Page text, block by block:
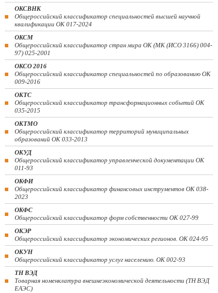
ОКСВНК
Общероссийский классификатор специальностей высшей научной
квалификации ОК 017-2024
ОКСМ
Общероссийский классификатор стран мира ОК (МК (ИСО 3166) 004-
97) 025-2001
ОКСО 2016
Общероссийский классификатор специальностей по образованию ОК
009-2016
ОКТС
Общероссийский классификатор трансформационных событий ОК
035-2015
ОКТМО
Общероссийский классификатор территорий муниципальных
образований ОК 033-2013
ОКУД
Общероссийский классификатор управленческой документации ОК
011-93
ОКФИ
Общероссийский классификатор финансовых инструментов OK 038-
2023
ОКФС
Общероссийский классификатор форм собственности ОК 027-99
ОКЭР
Общероссийский классификатор экономических регионов. ОК 024-95
ОКУН
Общероссийский классификатор услуг населению. ОК 002-93
ТН ВЭД
Товарная номенклатура внешнеэкономической деятельности (ТН ВЭД
ЕАЭС)